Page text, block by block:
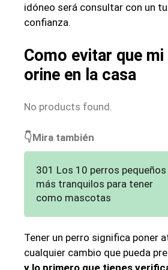
idóneo será consultar con un
confianza.
Como evitar que
orine en la casa
No products found.
👇Mira también
301 Los 10 perros pequeños
más tranquilos para tener
como mascotas
Tener un perro significa poner
cualquier cambio que pueda
y lo primero que tienes